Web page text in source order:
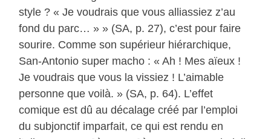
style ? « Je voudrais que vous alliassiez z’au
fond du parc… » » (SA, p. 27), c’est pour faire
sourire. Comme son supérieur hiérarchique,
San-Antonio super macho : « Ah ! Mes aïeux !
Je voudrais que vous la vissiez ! L’aimable
personne que voilà. » (SA, p. 64). L’effet
comique est dû au décalage créé par l’emploi
du subjonctif imparfait, ce qui est rendu en